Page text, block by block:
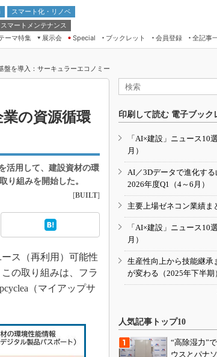
スマート化・リノベ
スマートメンテナンス
ーマ特集
展示会
展－
OSAKA
Special ブックレット 会員登録 全記事
盤を導入：サーキュラーエコノミー
の資源循環
活用して、建設資材の環
り組みを開始した。
[BUILT]
ス（再利用）可能性
の取り組みは、フラ
（マイアップサ
印刷して読む 電子ブック
「AI×建設」ニュース10
月）
AI／3Dデータで進化す
2026年度Q1（4～6月）
主要上場ゼネコン業績ま
「AI×建設」ニュース10
月）
生産性向上から技能継
が変わる（2025年下半期
人気記事トップ10
“高除湿力”
ウスとパナ